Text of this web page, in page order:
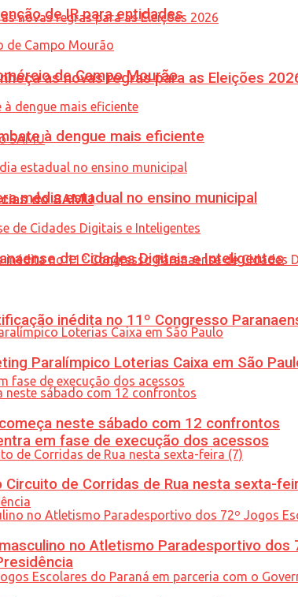
as novas regras para as Eleições
do SAMU
inédita no 11º Congresso
em fase de execução dos acessos
de IR para entidades
de Campo Mourão
à dengue mais eficiente
média estadual no ensino municipal
de Cidades Digitais e Inteligentes
Paralímpico Loterias Caixa em São
neste sábado com 12 confrontos
de Corridas de Rua nesta sexta-
no Atletismo Paradesportivo dos